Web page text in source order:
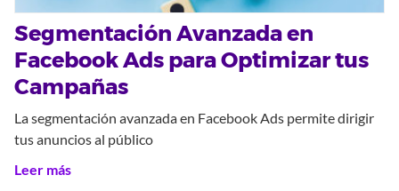
Segmentación Avanzada en
Facebook Ads para Optimizar tus
Campañas
La segmentación avanzada en Facebook Ads permite dirigir
tus anuncios al público
Leer más